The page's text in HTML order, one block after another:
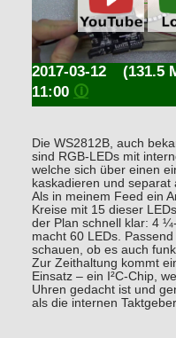
(131.5
2017-03-12
11:00 🛈
Die WS2812B, auch
sind RGB-LEDs mit
welche sich über einen
kaskadieren und separat
Als in meinem Feed ein
Kreise mit 15 dieser
der Plan schnell klar: 4
macht 60 LEDs.
schauen, ob es auch
Zur Zeithaltung kommt
Einsatz – ein I²C-Chip,
Uhren gedacht ist und
als die internen